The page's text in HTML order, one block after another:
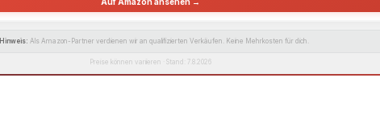
Hinweis: Als Amazon-Partner verdienen wir an qualifizierten Verkäufen. Keine Mehrkosten für dich.
Preise können variieren · Stand: 7.8.2026